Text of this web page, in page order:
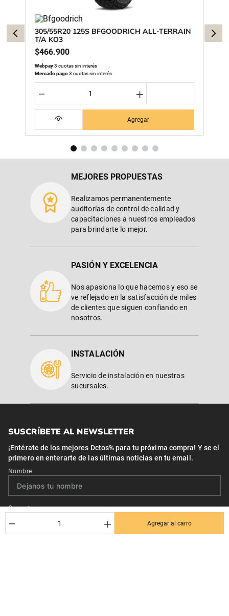
＋
－ Agregar al carro
305/55R20 125S BFGOODRICH ALL-TERRAIN
T/A KO3
$466.900
Webpay3 cuotas sin interés
Mercado pago3 cuotas sin interés
＋
－
Agregar
MEJORES PROPUESTAS
Realizamos permanentemente
auditorías de control de calidad y
capacitaciones a nuestros empleados
para brindarte lo mejor.
PASIÓN Y EXCELENCIA
Nos apasiona lo que hacemos y eso se
ve reflejado en la satisfacción de miles
de clientes que siguen confiando en
nosotros.
INSTALACIÓN
Servicio de instalación en nuestras
sucursales.
SUSCRÍBETE AL NEWSLETTER
¡Entérate de los mejores Dctos% para tu próxima compra! Y se el
primero en enterarte de las últimas noticias en tu email.
Nombre
Correo*